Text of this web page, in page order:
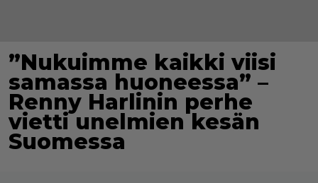
”Nukuimme kaikki viisi
samassa huoneessa” –
Renny Harlinin perhe
vietti unelmien kesän
Suomessa